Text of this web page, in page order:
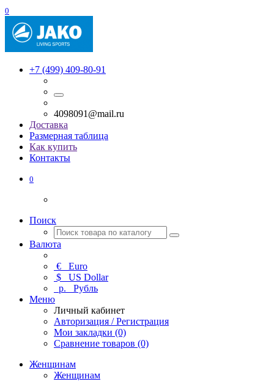
0
+7 (499) 409-80-91
4098091@mail.ru
Доставка
Размерная таблица
Как купить
Контакты
0
Поиск
Валюта
€ Euro
$ US Dollar
р. Рубль
Меню
Личный кабинет
Авторизация / Регистрация
Мои закладки (0)
Сравнение товаров (0)
Женщинам
Женщинам